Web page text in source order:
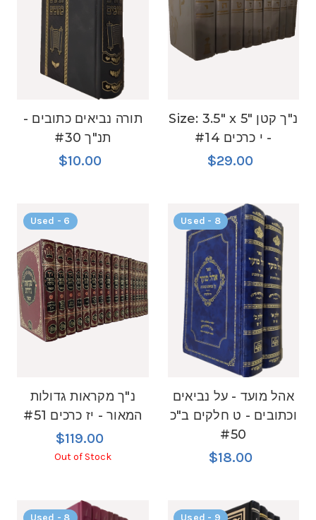
תורה נביאים כתובים -
תנ"ך #30
$10.00
Size: 3.5" x 5" נ"ך קטן
- י כרכים #14
$29.00
Used - 6
נ"ך מקראות גדולות
המאור - יז כרכים #51
$119.00
Out of Stock
Used - 8
אהל מועד - על נביאים
וכתובים - ט חלקים ב"כ
#50
$18.00
Used - 8 Used - 9